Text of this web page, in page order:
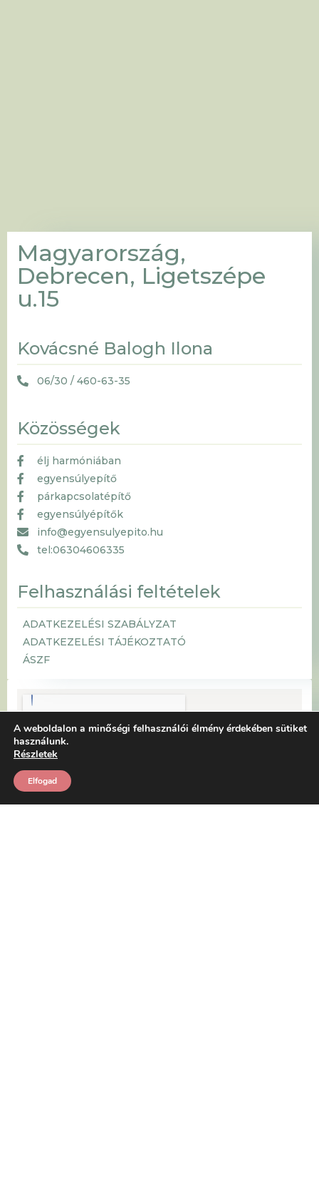
Magyarország,
Debrecen, Ligetszépe
u.15
Kovácsné Balogh Ilona
06/30 / 460-63-35
Közösségek
élj harmóniában
egyensúlyepítő
párkapcsolatépítő
egyensúlyépítők
info@egyensulyepito.hu
tel:06304606335
Felhasználási feltételek
ADATKEZELÉSI SZABÁLYZAT
ADATKEZELÉSI TÁJÉKOZTATÓ
ÁSZF
A weboldalon a minőségi felhasználói élmény érdekében sütiket
használunk.
Részletek
Elfogad